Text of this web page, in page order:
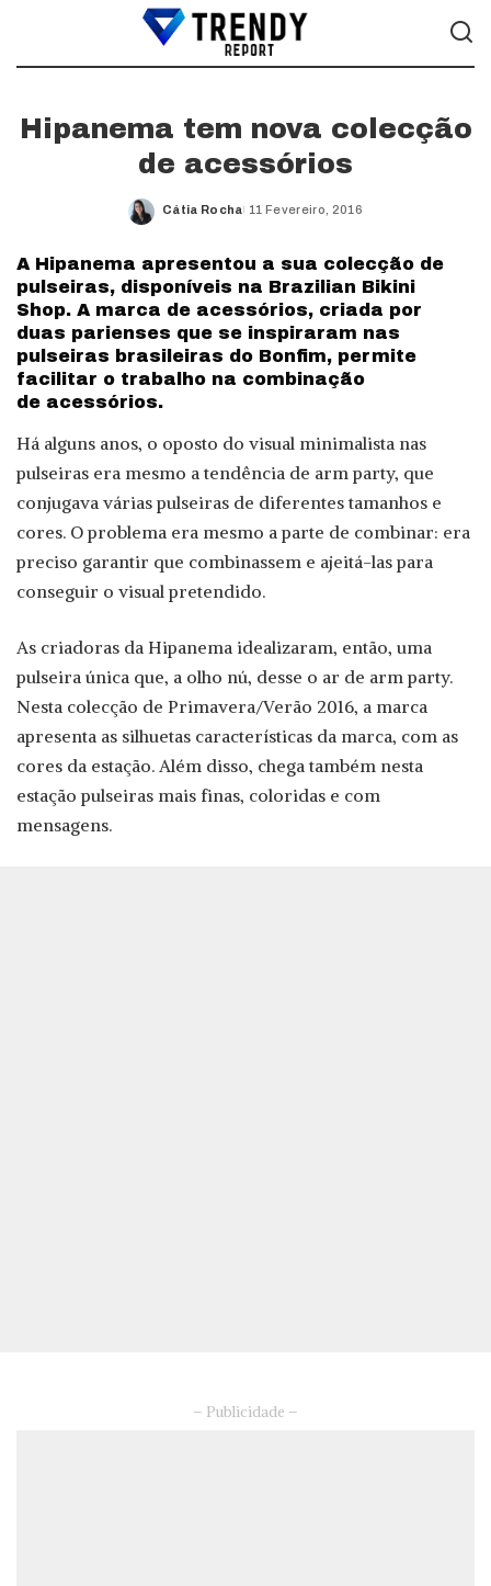
Hipanema tem nova colecção
de acessórios
Posted
Cátia Rocha 11 Fevereiro, 2016
A Hipanema apresentou a sua colecção de
pulseiras, disponíveis na Brazilian Bikini
Shop. A marca de acessórios, criada por
duas parienses que se inspiraram nas
pulseiras brasileiras do Bonfim, permite
facilitar o trabalho na combinação
de acessórios.
Há alguns anos, o oposto do visual minimalista nas
pulseiras era mesmo a tendência de arm party, que
conjugava várias pulseiras de diferentes tamanhos e
cores. O problema era mesmo a parte de combinar: era
preciso garantir que combinassem e ajeitá-las para
conseguir o visual pretendido.
As criadoras da Hipanema idealizaram, então, uma
pulseira única que, a olho nú, desse o ar de arm party.
Nesta colecção de Primavera/Verão 2016, a marca
apresenta as silhuetas características da marca, com as
cores da estação. Além disso, chega também nesta
estação pulseiras mais finas, coloridas e com
mensagens.
– Publicidade –